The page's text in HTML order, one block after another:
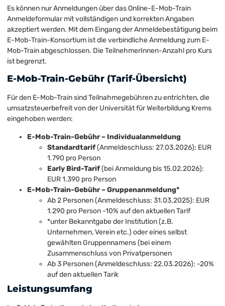
Es können nur Anmeldungen über das Online-E-Mob-Train
Anmeldeformular mit vollständigen und korrekten Angaben
akzeptiert werden. Mit dem Eingang der Anmeldebestätigung beim
E-Mob-Train-Konsortium ist die verbindliche Anmeldung zum E-
Mob-Train abgeschlossen. Die TeilnehmerInnen-Anzahl pro Kurs
ist begrenzt.
E-Mob-Train-Gebühr (Tarif-Übersicht)
Für den E-Mob-Train sind Teilnahmegebühren zu entrichten, die
umsatzsteuerbefreit von der Universität für Weiterbildung Krems
eingehoben werden:
E-Mob-Train-Gebühr – Individualanmeldung
Standardtarif(Anmeldeschluss: 27.03.2026): EUR
1.790 pro Person
Early Bird-Tarif(bei Anmeldung bis 15.02.2026):
EUR 1.390 pro Person
E-Mob-Train-Gebühr – Gruppenanmeldung*
Ab 2 Personen (Anmeldeschluss: 31.03.2025): EUR
1.290 pro Person -10% auf den aktuellen Tarif
*unter Bekanntgabe der Institution (z.B.
Unternehmen, Verein etc.) oder eines selbst
gewählten Gruppennamens (bei einem
Zusammenschluss von Privatpersonen
Ab 3 Personen (Anmeldeschluss: 22.03.2026): -20%
auf den aktuellen Tarik
Leistungsumfang